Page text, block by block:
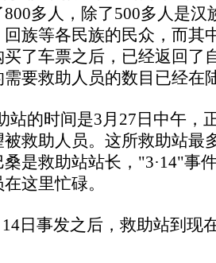
多人，除了500多人是汉
族等各民族的民众，而其
了车票之后，已经返回了
要救助人员的数目已经在
站的时间是3月27日中午，
救助人员。这所救助站最
是救助站站长，"3·14"事
这里忙碌。
日事发之后，救助站到现